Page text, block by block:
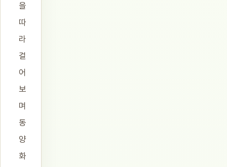
을
따
라
걸
어
보
며
동
양
화